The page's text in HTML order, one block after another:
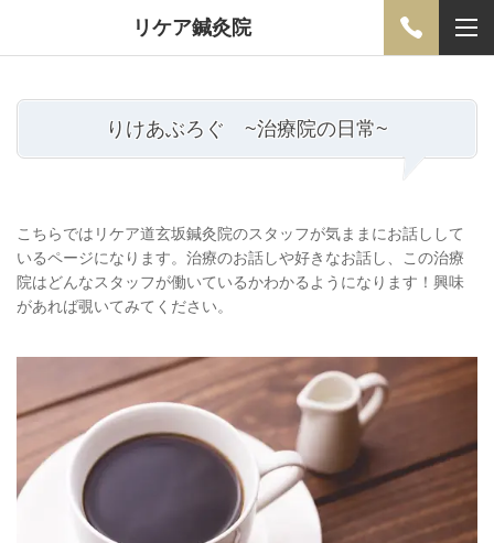
リケア鍼灸院
りけあぶろぐ ~治療院の日常~
こちらではリケア道玄坂鍼灸院のスタッフが気ままにお話しして
いるページになります。治療のお話しや好きなお話し、この治療
院はどんなスタッフが働いているかわかるようになります！興味
があれば覗いてみてください。